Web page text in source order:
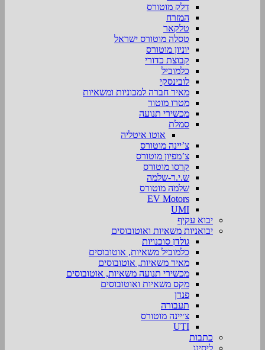
דלק מוטורס
המזרח
טלקאר
טסלה מוטורס ישראל
יוניון מוטורס
קבוצת כדורי
כלמוביל
לובינסקי
מאיר חברה למכוניות ומשאיות
מטרו מוטור
מכשירי תנועה
סמלת
אוטו איטליה
צ’יינה מוטורס
צ’מפיון מוטורס
קרסו מוטורס
ש.י.ר-שלמה
שלמה מוטורס
EV Motors
UMI
יבוא עקיף
יבואניות משאיות ואוטובוסים
גולדן סוכנויות
כלמוביל משאיות, אוטובוסים
מאיר משאיות, אוטובוסים
מכשירי תנועה משאיות, אוטובוסים
מקס משאיות ואוטובוסים
פנדן
תעבורה
צ׳יינה מוטורס
UTI
כתבות
ליסינג